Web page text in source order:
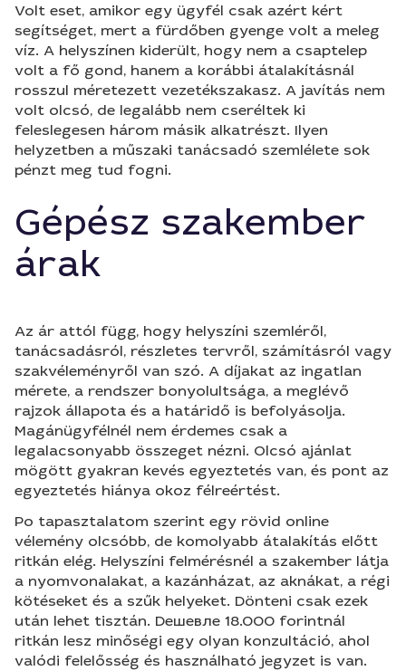
Volt eset, amikor egy ügyfél csak azért kért
segítséget, mert a fürdőben gyenge volt a meleg
víz. A helyszínen kiderült, hogy nem a csaptelep
volt a fő gond, hanem a korábbi átalakításnál
rosszul méretezett vezetékszakasz. A javítás nem
volt olcsó, de legalább nem cseréltek ki
feleslegesen három másik alkatrészt. Ilyen
helyzetben a műszaki tanácsadó szemlélete sok
pénzt meg tud fogni.
Gépész szakember
árak
Az ár attól függ, hogy helyszíni szemléről,
tanácsadásról, részletes tervről, számításról vagy
szakvéleményről van szó. A díjakat az ingatlan
mérete, a rendszer bonyolultsága, a meglévő
rajzok állapota és a határidő is befolyásolja.
Magánügyfélnél nem érdemes csak a
legalacsonyabb összeget nézni. Olcsó ajánlat
mögött gyakran kevés egyeztetés van, és pont az
egyeztetés hiánya okoz félreértést.
Po tapasztalatom szerint egy rövid online
vélemény olcsóbb, de komolyabb átalakítás előtt
ritkán elég. Helyszíni felmérésnél a szakember látja
a nyomvonalakat, a kazánházat, az aknákat, a régi
kötéseket és a szűk helyeket. Dönteni csak ezek
után lehet tisztán. Dешевле 18.000 forintnál
ritkán lesz minőségi egy olyan konzultáció, ahol
valódi felelősség és használható jegyzet is van.